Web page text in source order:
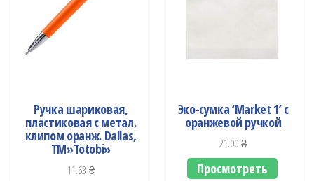
Ручка шариковая,
пластиковая с метал.
клипом оранж. Dallas,
ТМ»Totobi»
11.63 ₴
Эко-сумка ‘Market 1’ с
оранжевой ручкой
21.00₴
Просмотреть